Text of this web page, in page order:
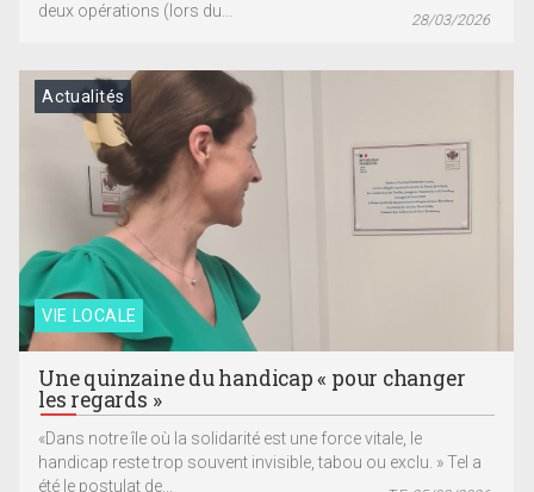
deux opérations (lors du...
28/03/2026
VIE LOCALE
Actualités
Une quinzaine du handicap « pour changer
les regards »
«Dans notre île où la solidarité est une force vitale, le
handicap reste trop souvent invisible, tabou ou exclu. » Tel a
été le postulat de...